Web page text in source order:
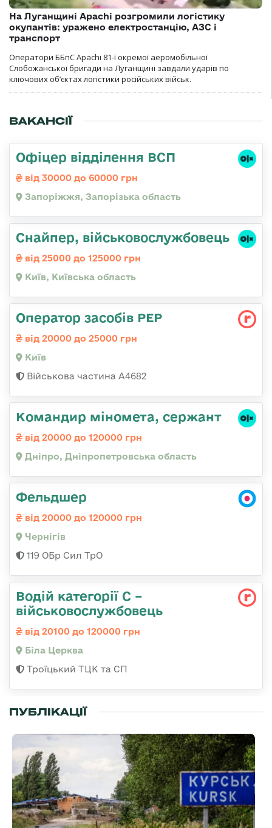
На Луганщині Apachi розгромили логістику
окупантів: уражено електростанцію, АЗС і
транспорт
Оператори ББпС Apachi 81-ї окремої аеромобільної
Слобожанської бригади на Луганщині завдали ударів по
ключових об’єктах логістики російських військ.
ВАКАНСІЇ
Офіцер відділення ВСП
від 30000 до 60000 грн
Запоріжжя, Запорізька область
Снайпер, військовослужбовець
від 25000 до 125000 грн
Київ, Київська область
Оператор засобів РЕР
від 20000 до 25000 грн
Київ
Військова частина А4682
Командир міномета, сержант
від 20000 до 120000 грн
Дніпро, Дніпропетровська область
Фельдшер
від 20000 до 120000 грн
Чернігів
119 ОБр Сил ТрО
Водій категорії С –
військовослужбовець
від 20100 до 120000 грн
Біла Церква
Троїцький ТЦК та СП
ПУБЛІКАЦІЇ